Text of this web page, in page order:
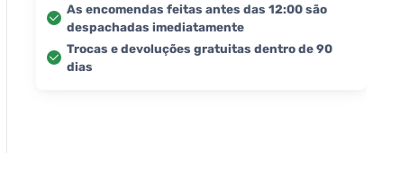
As encomendas feitas antes das 12:00 são
despachadas imediatamente
Trocas e devoluções gratuitas dentro de 90
dias